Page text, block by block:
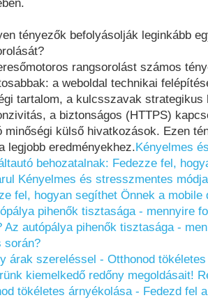
tényezők befolyásolják leginkább
rangsorolást számos
a weboldal technikai
tartalom, a kulcsszavak strategikus
a biztonságos (HTTPS)
minőségi külső hivatkozások. Ezen
legjobb eredményekhez.Kényelmes
behozatalnak: Fedezze fel,
Kényelmes és stresszmentes
fel, hogyan segíthet Önnek a mobile
pihenők tisztasága - mennyire
Az autópálya pihenők tisztasága -
során?
árak szereléssel - Otthonod
kiemelkedő redőny megoldásait!
tökéletes árnyékolása - Fedezd fel